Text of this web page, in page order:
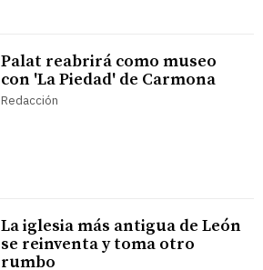
Palat reabrirá como museo
con 'La Piedad' de Carmona
Redacción
La iglesia más antigua de León
se reinventa y toma otro
rumbo